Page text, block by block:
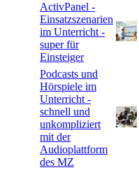
ActivPanel -
Einsatzszenarien
im Unterricht -
super für
Einsteiger
Podcasts und
Hörspiele im
Unterricht -
schnell und
unkompliziert
mit der
Audioplattform
des MZ